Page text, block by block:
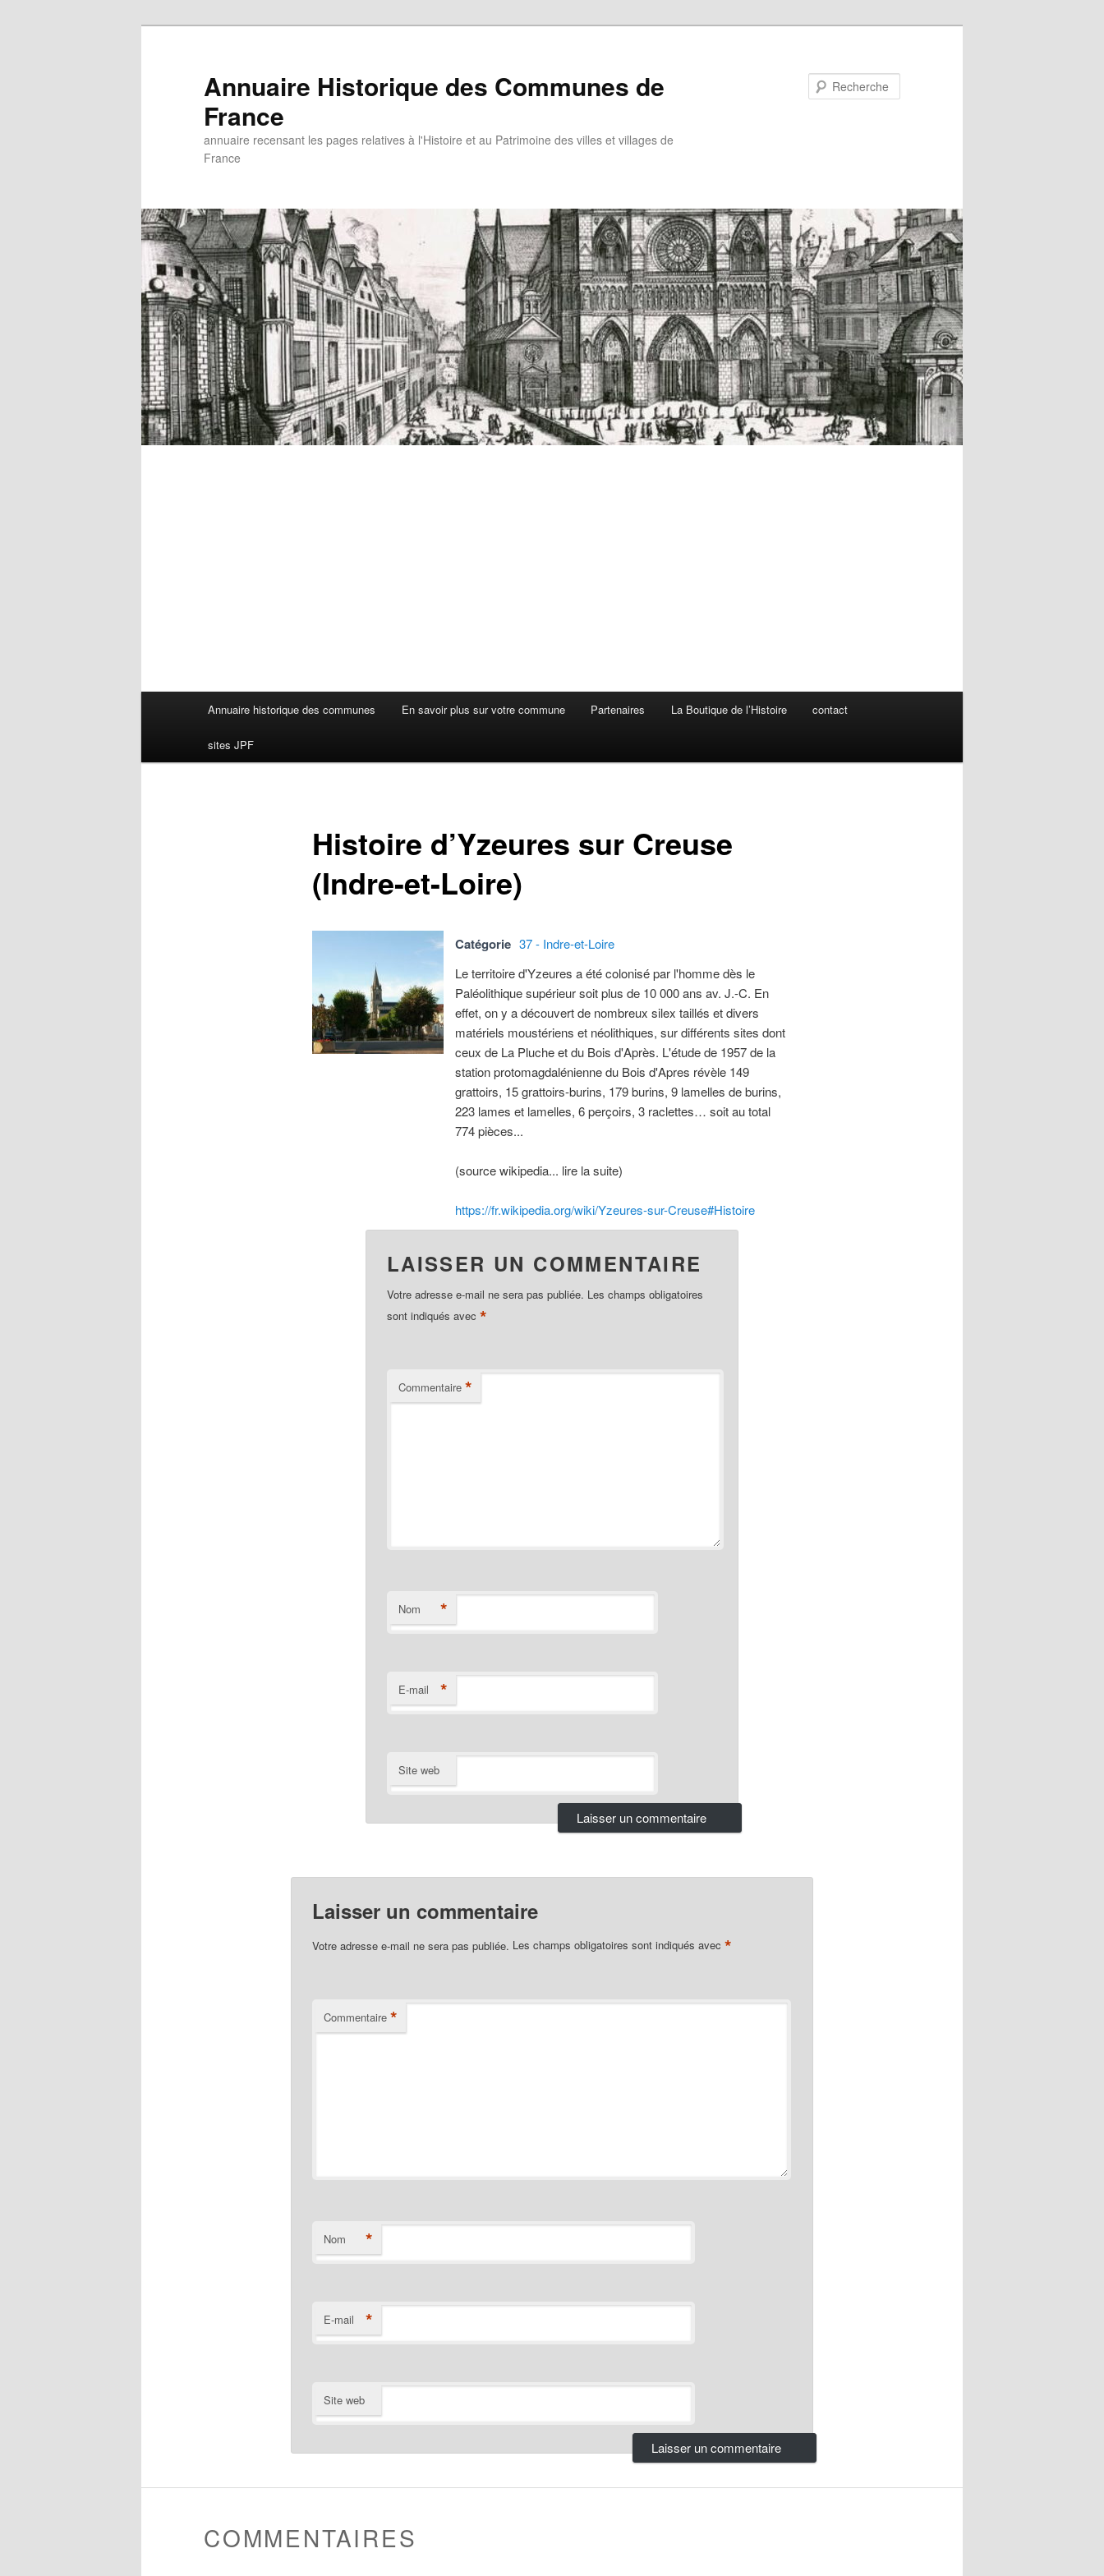
Annuaire Historique des Communes de
France
annuaire recensant les pages relatives à l'Histoire et au Patrimoine des villes et villages de
France
principal
Annuaire historique des communes En savoir plus sur votre commune Partenaires La Boutique de l’Histoire contact
sites JPF
Histoire d’Yzeures sur Creuse
(Indre-et-Loire)
Catégorie 37 - Indre-et-Loire
Le territoire d'Yzeures a été colonisé par l'homme dès le
Paléolithique supérieur soit plus de 10 000 ans av. J.-C. En
effet, on y a découvert de nombreux silex taillés et divers
matériels moustériens et néolithiques, sur différents sites dont
ceux de La Pluche et du Bois d'Après. L'étude de 1957 de la
station protomagdalénienne du Bois d'Apres révèle 149
grattoirs, 15 grattoirs-burins, 179 burins, 9 lamelles de burins,
223 lames et lamelles, 6 perçoirs, 3 raclettes… soit au total
774 pièces...
(source wikipedia... lire la suite)
https://fr.wikipedia.org/wiki/Yzeures-sur-Creuse#Histoire
LAISSER UN COMMENTAIRE
Votre adresse e-mail ne sera pas publiée. Les champs obligatoires
sont indiqués avec *
Commentaire *
Nom *
E-mail *
Site web
Laisser un commentaire
Votre adresse e-mail ne sera pas publiée. Les champs obligatoires sont indiqués avec *
Commentaire *
Nom *
E-mail *
Site web
COMMENTAIRES